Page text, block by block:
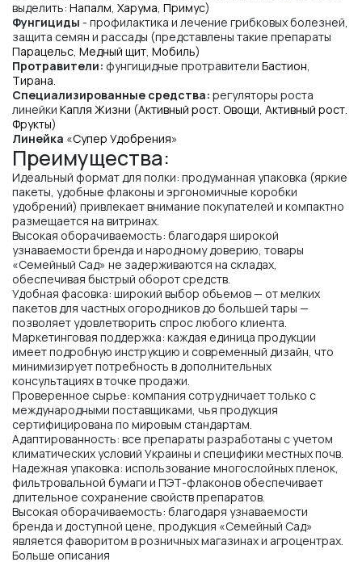
выделить: Напалм, Харума, Примус)
Фунгициды - профилактика и лечение грибковых болезней,
защита семян и рассады (представлены такие препараты
Парацельс, Медный щит, Мобиль)
Протравители: фунгицидные протравители Бастион,
Тирана.
Специализированные средства: регуляторы роста
линейки Капля Жизни (Активный рост. Овощи, Активный рост.
Фрукты)
Линейка «Супер Удобрения»
Преимущества:
Идеальный формат для полки: продуманная упаковка (яркие
пакеты, удобные флаконы и эргономичные коробки
удобрений) привлекает внимание покупателей и компактно
размещается на витринах.
Высокая оборачиваемость: благодаря широкой
узнаваемости бренда и народному доверию, товары
«Семейный Сад» не задерживаются на складах,
обеспечивая быстрый оборот средств.
Удобная фасовка: широкий выбор объемов — от мелких
пакетов для частных огородников до большей тары —
позволяет удовлетворить спрос любого клиента.
Маркетинговая поддержка: каждая единица продукции
имеет подробную инструкцию и современный дизайн, что
минимизирует потребность в дополнительных
консультациях в точке продажи.
Проверенное сырье: компания сотрудничает только с
международными поставщиками, чья продукция
сертифицирована по мировым стандартам.
Адаптированность: все препараты разработаны с учетом
климатических условий Украины и специфики местных почв.
Надежная упаковка: использование многослойных пленок,
фильтровальной бумаги и ПЭТ-флаконов обеспечивает
длительное сохранение свойств препаратов.
Высокая оборачиваемость: благодаря узнаваемости
бренда и доступной цене, продукция «Семейный Сад»
является фаворитом в розничных магазинах и агроцентрах.
Больше описания